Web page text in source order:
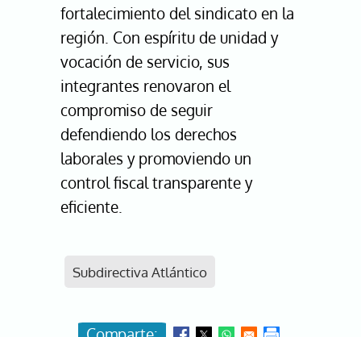
fortalecimiento del sindicato en la
región. Con espíritu de unidad y
vocación de servicio, sus
integrantes renovaron el
compromiso de seguir
defendiendo los derechos
laborales y promoviendo un
control fiscal transparente y
eficiente.
Subdirectiva Atlántico